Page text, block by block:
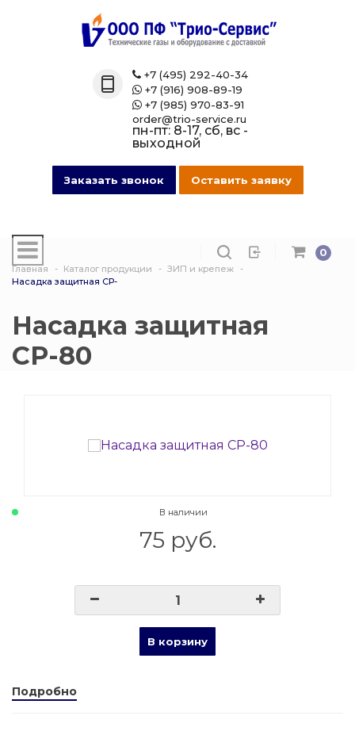
Назад
Технические газы
Азот
Ацетилен
Углекислота
Газовые баллоны
016 Сварочная проволока
007 Зажимы
014 Редуктора
018 Электроды
020 Сварочные посты
011 Круги
Товары маркетплейсов
0
+7 (495) 292-40-34
+7 (916) 908-89-19
+7 (985) 970-83-91
order@trio-service.ru
пн-пт: 8-17, сб, вс -
выходной
Заказать звонок Оставить заявку
Главная Каталог продукции
ЗИП и крепеж
Насадка защитная СР-
Насадка защитная
СР-80
В наличии
75 руб.
В корзину
Подробно